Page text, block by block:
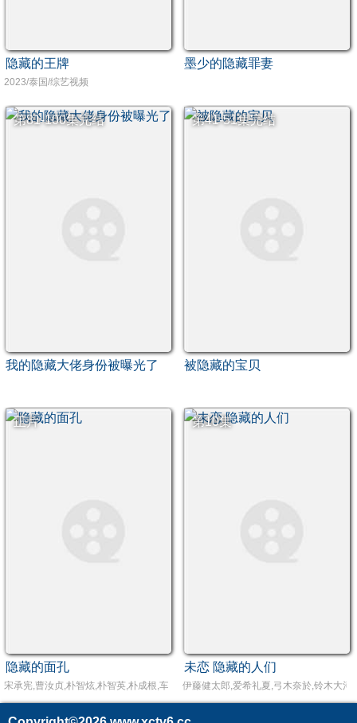
隐藏的王牌
2023/泰国/综艺视频
墨少的隐藏罪妻
第81-100集完结
我的隐藏大佬身份被曝光了
第41-51集完结
被隐藏的宝贝
正片
隐藏的面孔
宋承宪,曹汝贞,朴智炫,朴智英,朴成根,车美京
第10集
未恋 隐藏的人们
伊藤健太郎,爱希礼夏,弓木奈於,铃木大